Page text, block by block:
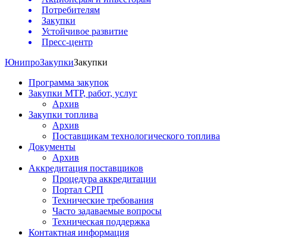
Потребителям
Закупки
Устойчивое развитие
Пресс-центр
ЮнипроЗакупкиЗакупки
Программа закупок
Закупки МТР, работ, услуг
Архив
Закупки топлива
Архив
Поставщикам технологического топлива
Документы
Архив
Аккредитация поставщиков
Процедура аккредитации
Портал СРП
Технические требования
Часто задаваемые вопросы
Техническая поддержка
Контактная информация